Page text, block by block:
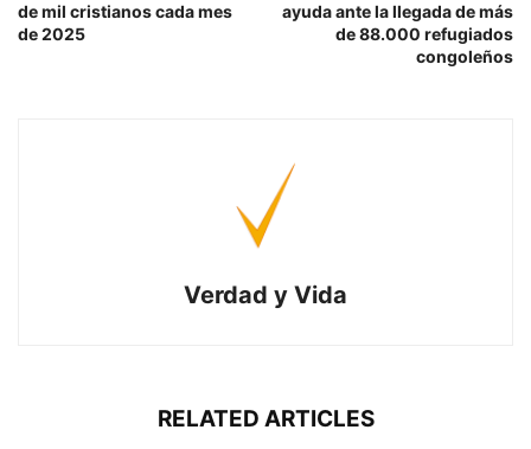
de mil cristianos cada mes
de 2025
ayuda ante la llegada de más
de 88.000 refugiados
congoleños
Verdad y Vida
RELATED ARTICLES